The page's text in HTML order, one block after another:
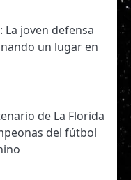
La joven defensa
un lugar en
de La Florida
del fútbol